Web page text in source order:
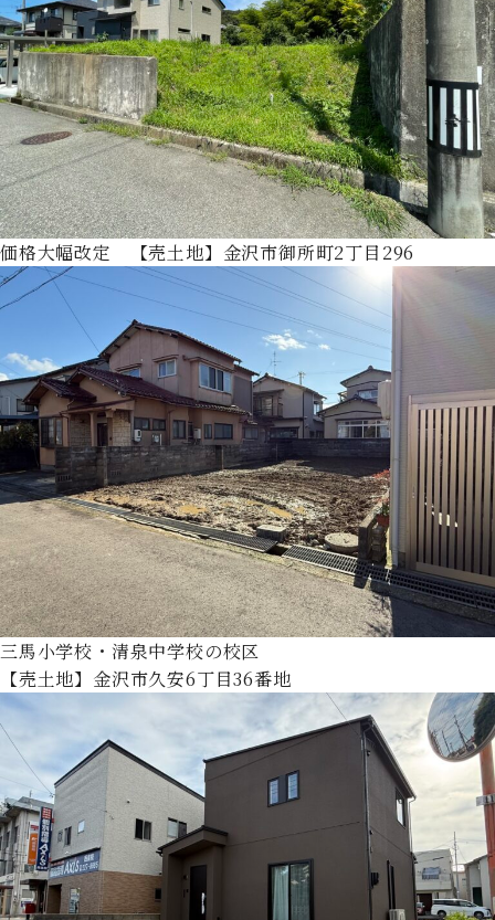
価格大幅改定 【売土地】金沢市御所町2丁目296
三馬小学校・清泉中学校の校区
【売土地】金沢市久安6丁目36番地